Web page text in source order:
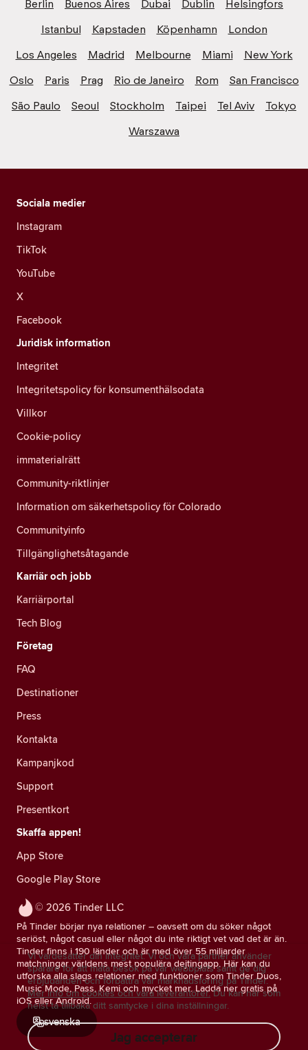
Berlin
Buenos Aires Dubai Dublin
Helsingfors
Istanbul
Kapstaden Köpenhamn
London
Los Angeles
Madrid Melbourne Miami
New York
Oslo
Paris Prag Rio de Janeiro Rom
San Francisco
São Paulo
Seoul Stockholm Taipei Tel Aviv
Tokyo
Warszawa
© 2026 Tinder LLC
På Tinder börjar nya relationer – oavsett om du söker något
seriöst, något casual eller något du inte riktigt vet vad det är än.
Tinder finns i 190 länder och är med över 55 miljarder
matchningar världens mest populära dejtingapp. Här kan du
utforska alla slags relationer med funktioner som Tinder Duos,
Music Mode, Pass, Kemi och mycket mer. Ladda ner gratis på
iOS eller Android.
svenska
Sociala medier
Instagram
TikTok
YouTube
X
Facebook
Juridisk information
Integritet
Integritetspolicy för konsumenthälsodata
Villkor
Cookie-policy
immaterialrätt
Community-riktlinjer
Information om säkerhetspolicy för Colorado
Communityinfo
Tillgänglighetsåtagande
Karriär och jobb
Karriärportal
Tech Blog
Företag
FAQ
Destinationer
Press
Kontakta
Kampanjkod
Support
Presentkort
Skaffa appen!
App Store
Google Play Store
Vi värdesätter din integritet. Vi och våra partner använder
spårare för att mäta besök på vår webbplats samt ge dig
erbjudanden och förbättra vår marknadsföring på Tinder.
Mer info om cookies och våra leverantörer. Du kan när som
helst ta tillbaka ditt samtycke i dina inställningar.
Jag accepterar